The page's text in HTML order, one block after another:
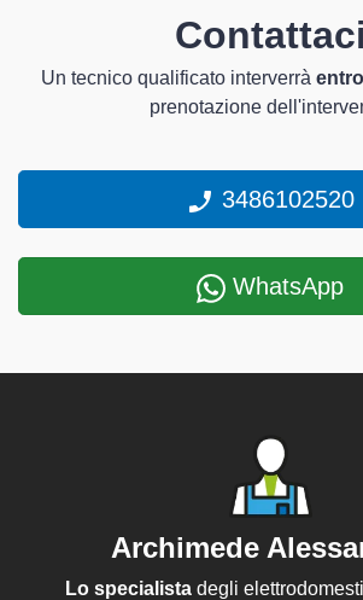
Contattaci
Un tecnico qualificato interverrà
prenotazione
3486102520
WhatsApp
Archimede
Lo specialistadegli